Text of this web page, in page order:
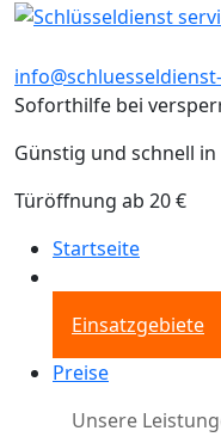
Soforthilfe bei
Günstig und schnell
Türöffnung ab 20 €
Startseite
Einsatzgebiete
Preise
Unsere